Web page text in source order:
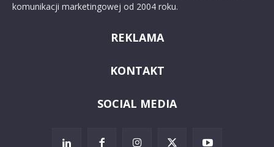
komunikacji marketingowej od 2004 roku.
REKLAMA
KONTAKT
SOCIAL MEDIA